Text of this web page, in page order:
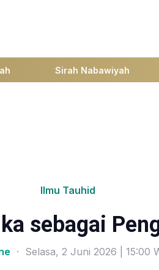
Sirah Nabawiyah
Ilmu Tauhid
sebagai
· Selasa, 2 Juni 2026 | 15:00